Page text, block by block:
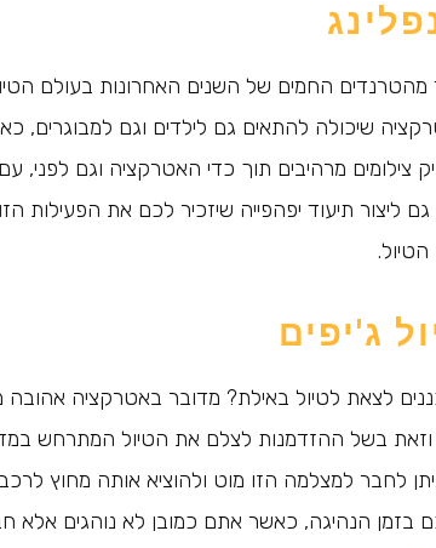
החמים של השנים האחרונות בעולם
שיכולה להתאים גם לילדים וגם למבוגרים,
צילומים מרהיבים תוך כדי האטרקציה וגם
ליצור תיעוד יפהפייה שיזכיר לכם את הפעילות
הטיול.
ג'יפים
לצאת לטיול באילת? מדובר באטרקציה אהובה
וזאת בשל ההזדמנות לצלם את הטיול המתרחש
לחבר למצלמה הזו מוט ולהוציא אותה מחוץ
בזמן הנהיגה, כאשר אתם כמובן לא נוהגים אלא